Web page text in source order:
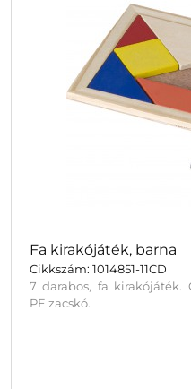
Fa kirakójáték, barna
Cikkszám: 1014851-11CD
7 darabos, fa kirakójáték.
PE zacskó.